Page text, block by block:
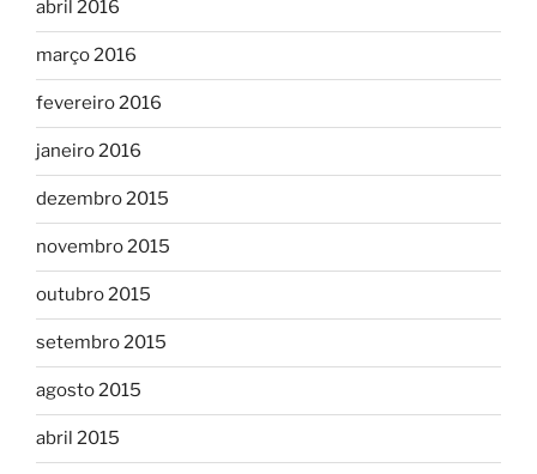
abril 2016
março 2016
fevereiro 2016
janeiro 2016
dezembro 2015
novembro 2015
outubro 2015
setembro 2015
agosto 2015
abril 2015